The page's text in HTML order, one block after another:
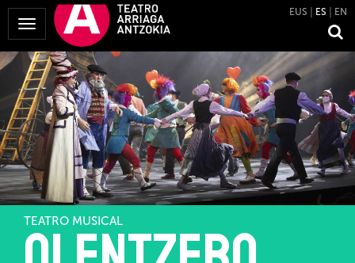
Mostrar
Menú
EUS ES EN
TEATRO MUSICAL